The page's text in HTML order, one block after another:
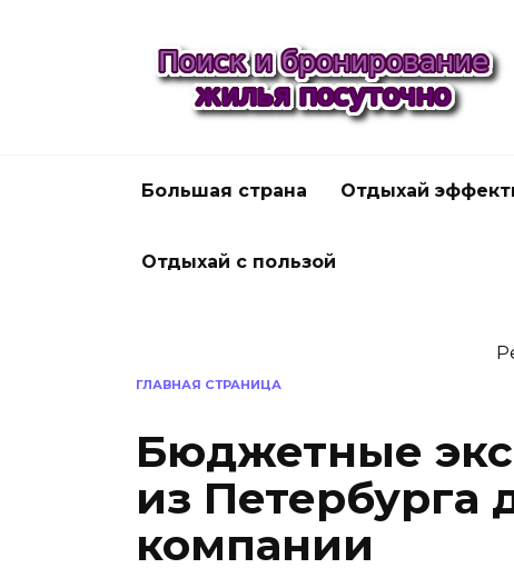
Большая страна Отдыхай
Отдыхай с пользой
ГЛАВНАЯ СТРАНИЦА
Бюджетные
из Петербурга
компании